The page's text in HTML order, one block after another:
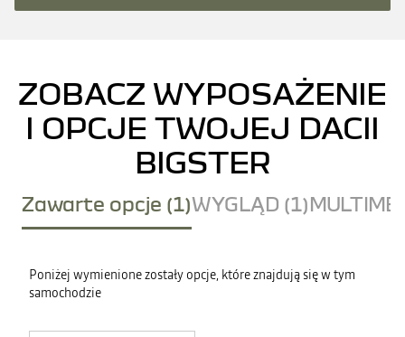
ZOBACZ WYPOSAŻENIE
I OPCJE TWOJEJ DACII
BIGSTER
Zawarte opcje (1)WYGLĄD (1)
Poniżej wymienione zostały opcje, które znajdują się w tym
samochodzie